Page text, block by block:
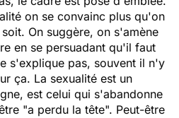
on se convainc plus qu'on
On suggère, on s'amène
en se persuadant qu'il faut
s'explique pas, souvent il n'y
ça. La sexualité est un
est celui qui s'abandonne
"a perdu la tête". Peut-être